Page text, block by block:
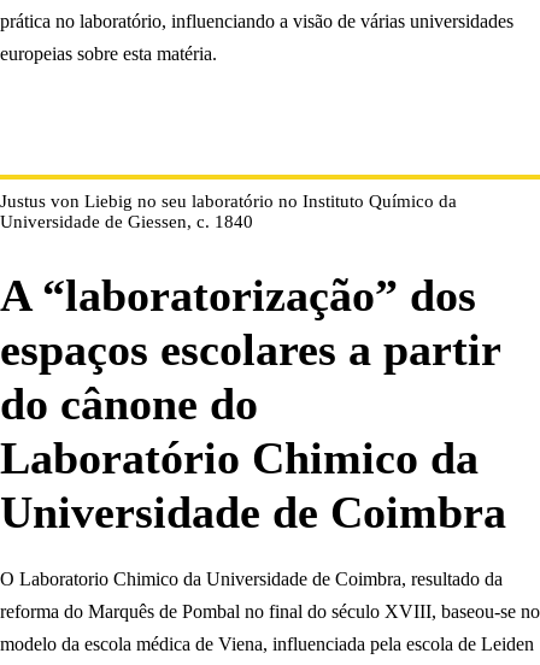
prática no laboratório, influenciando a visão de várias universidades
europeias sobre esta matéria.
Justus von Liebig no seu laboratório no Instituto Químico da
Universidade de Giessen, c. 1840
A “laboratorização” dos
espaços escolares a partir
do cânone do
Laboratório Chimico da
Universidade de Coimbra
O Laboratorio Chimico da Universidade de Coimbra, resultado da
reforma do Marquês de Pombal no final do século XVIII, baseou-se no
modelo da escola médica de Viena, influenciada pela escola de Leiden